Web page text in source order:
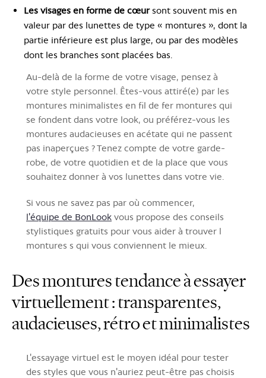
Les visages en forme de cœursont souvent mis en
valeur par des lunettes de type « montures », dont la
partie inférieure est plus large, ou par des modèles
dont les branches sont placées bas.
Au-delà de la forme de votre visage, pensez à
votre style personnel. Êtes-vous attiré(e) par les
montures minimalistes en fil de fer montures qui
se fondent dans votre look, ou préférez-vous les
montures audacieuses en acétate qui ne passent
pas inaperçues ? Tenez compte de votre garde-
robe, de votre quotidien et de la place que vous
souhaitez donner à vos lunettes dans votre vie.
Si vous ne savez pas par où commencer,
l'équipe de BonLook vous propose des conseils
stylistiques gratuits pour vous aider à trouver l
montures s qui vous conviennent le mieux.
Des montures tendance à essayer
virtuellement : transparentes,
audacieuses, rétro et minimalistes
L'essayage virtuel est le moyen idéal pour tester
des styles que vous n'auriez peut-être pas choisis